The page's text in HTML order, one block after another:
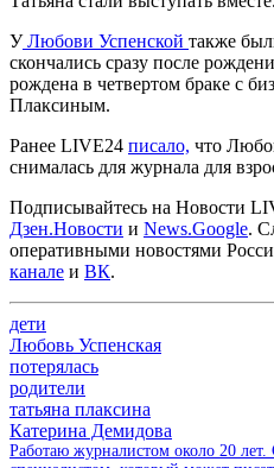
УЛюбови Успенской также
скончались сразу после
рождена в четвертом браке с
Плаксиным.
Ранее LIVE24 писало, что
снималась для журнала для
Подписывайтесь на Новости
Дзен.Новости и News.Google.
оперативными новостями
канале и ВК.
дети
Любовь Успенская
потерялась
родители
татьяна плаксина
Катерина Демидова
Работаю журналистом около 20